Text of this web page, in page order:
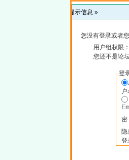
提示信息 »
您没有登录或者
用户组权限
您还不是论
登
户
隐
登